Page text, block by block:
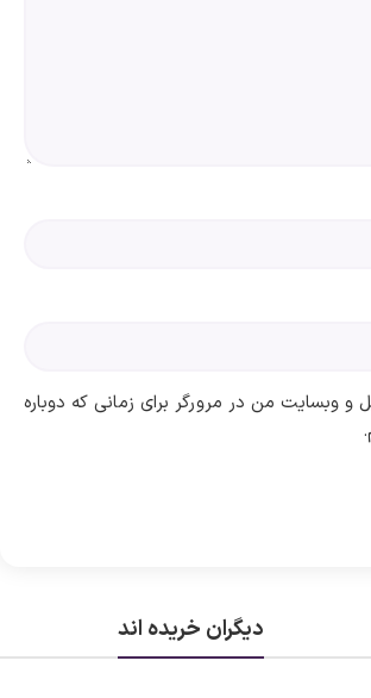
و وبسایت من در مرورگر برای زمانی که دوباره
دیگران خریده اند